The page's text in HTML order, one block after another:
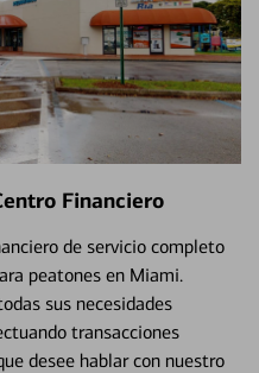
Financiero
de servicio completo
peatones en Miami.
sus necesidades
transacciones
desee hablar con nuestro